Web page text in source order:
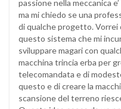
passione nella meccanica
ma mi chiedo se una
di qualche progetto. Vorrei
questo sistema che mi
sviluppare magari con
macchina trincia erba per
telecomandata e di
questo e di creare la
scansione del terreno